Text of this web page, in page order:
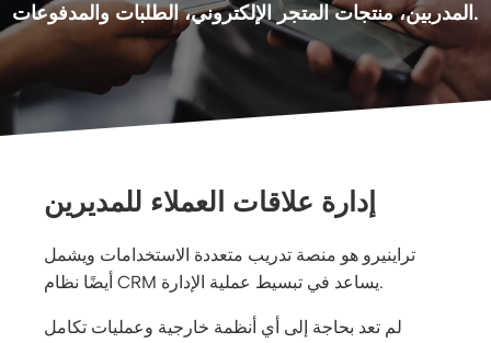
المدربين، منتجات المتجر الإلكتروني، الطلبات والمدفوعات.
إدارة علاقات العملاء للمديرين
تراينيرو هو منصة تدريب متعددة الاستخدامات ويشمل
أيضًا نظام CRM يساعد في تبسيط عملية الإدارة.
لم تعد بحاجة إلى أي أنظمة خارجية وعمليات تكامل